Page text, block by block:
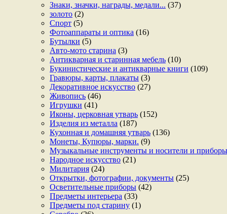
Знаки, значки, награды, медали... (37)
золото (2)
Спорт (5)
Фотоаппараты и оптика (16)
Бутылки (5)
Авто-мото старина (3)
Антикварная и старинная мебель (10)
Букинистические и антикварные книги (109)
Гравюры, карты, плакаты (3)
Декоративное искусство (27)
Живопись (46)
Игрушки (41)
Иконы, церковная утварь (152)
Изделия из металла (187)
Кухонная и домашняя утварь (136)
Монеты, Купюры, марки. (9)
Музыкальные инструменты и носители и приборы
Народное искусство (21)
Милитария (24)
Открытки, фотографии, документы (25)
Осветительные приборы (42)
Предметы интерьера (33)
Предметы под старину (1)